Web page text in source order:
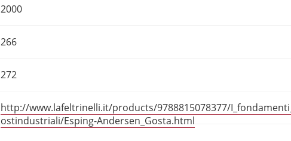
2000
266
272
http://www.lafeltrinelli.it/products/9788815078377/
ostindustriali/Esping-Andersen_Gosta.html